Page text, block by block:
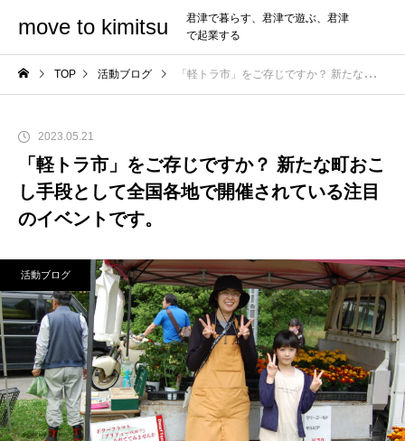
move to kimitsu
君津で暮らす、君津で遊ぶ、君津
で起業する
TOP 活動ブログ 「軽トラ市」をご存じですか？ 新たな町おこし手段として全国各地で開催されている注目のイベントです。
2023.05.21
「軽トラ市」をご存じですか？ 新たな町おこ
し手段として全国各地で開催されている注目
のイベントです。
活動ブログ